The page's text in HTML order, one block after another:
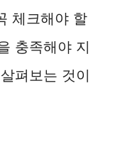
체크해야 할
충족해야 지
펴보는 것이